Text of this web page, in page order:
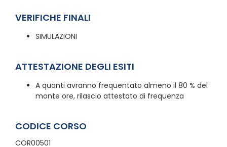
VERIFICHE FINALI
SIMULAZIONI
ATTESTAZIONE DEGLI ESITI
A quanti avranno frequentato almeno il 80 % del
monte ore, rilascio attestato di frequenza
CODICE CORSO
COR00501